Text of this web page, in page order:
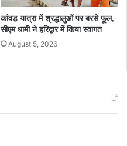
कांवड़ यात्रा में श्रद्धालुओं पर बरसे फूल,
सीएम धामी ने हरिद्वार में किया स्वागत
August 5, 2026